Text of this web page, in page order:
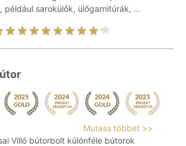
például sarokülők, ülőgarnitúrák, ...
Mutass többet >>
Villó bútorbolt különféle bútorok